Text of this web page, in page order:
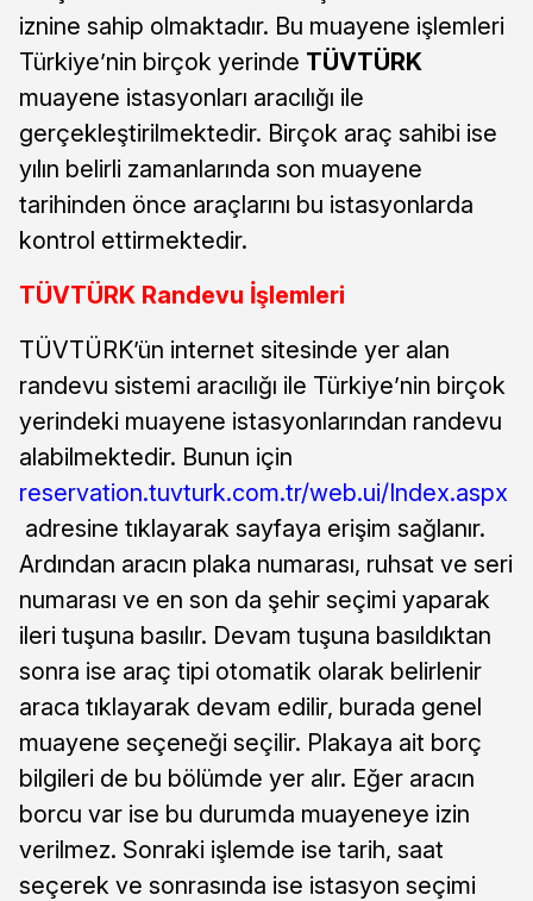
iznine sahip olmaktadır. Bu muayene işlemleri
Türkiye’nin birçok yerinde TÜVTÜRK
muayene istasyonları aracılığı ile
gerçekleştirilmektedir. Birçok araç sahibi ise
yılın belirli zamanlarında son muayene
tarihinden önce araçlarını bu istasyonlarda
kontrol ettirmektedir.
TÜVTÜRK Randevu İşlemleri
TÜVTÜRK’ün internet sitesinde yer alan
randevu sistemi aracılığı ile Türkiye’nin birçok
yerindeki muayene istasyonlarından randevu
alabilmektedir. Bunun için
reservation.tuvturk.com.tr/web.ui/Index.aspx
adresine tıklayarak sayfaya erişim sağlanır.
Ardından aracın plaka numarası, ruhsat ve seri
numarası ve en son da şehir seçimi yaparak
ileri tuşuna basılır. Devam tuşuna basıldıktan
sonra ise araç tipi otomatik olarak belirlenir
araca tıklayarak devam edilir, burada genel
muayene seçeneği seçilir. Plakaya ait borç
bilgileri de bu bölümde yer alır. Eğer aracın
borcu var ise bu durumda muayeneye izin
verilmez. Sonraki işlemde ise tarih, saat
seçerek ve sonrasında ise istasyon seçimi